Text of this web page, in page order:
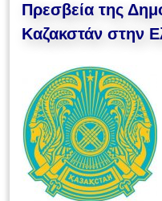
Πρεσβεία της
Καζακστάν στην